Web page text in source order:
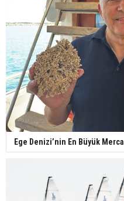
Ege Denizi’nin En Büyük